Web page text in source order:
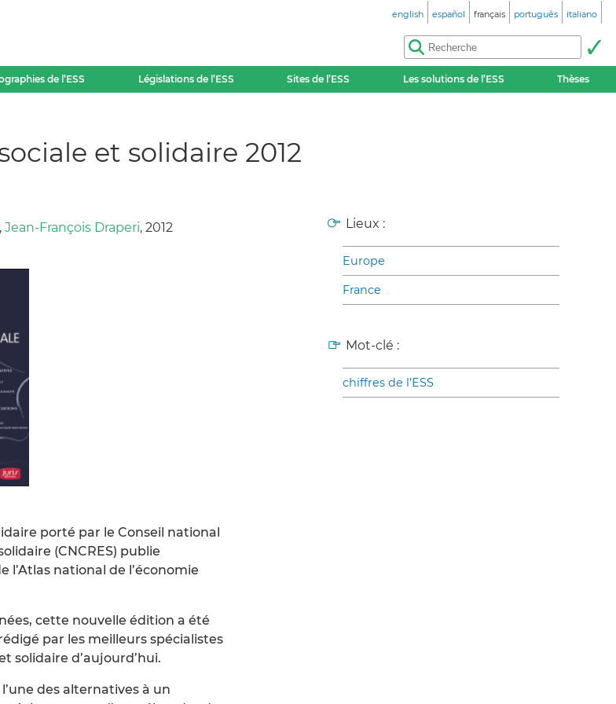
english español français português italiano
de l’ESS Législations de l’ESS Sites de l’ESS Les solutions de l’ESS Thèses
et solidaire 2012
, Jean-François Draperi, 2012
porté par le Conseil national
(CNCRES) publie
l’Atlas national de l’économie
cette nouvelle édition a été
par les meilleurs spécialistes
solidaire d’aujourd’hui.
des alternatives à un
Lieux :
Europe
France
Mot-clé :
chiffres de l’ESS